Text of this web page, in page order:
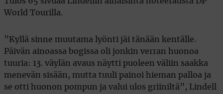
World Tourilla.
”Kyllä sinne muutama lyönti jäi tänään kentälle.
Päivän ainoassa bogissa oli jonkin verran huonoa
tuuria: 13. väylän avaus näytti puoleen väliin saakka
menevän sisään, mutta tuuli painoi hieman palloa ja
se otti huonon pompun ja valui ulos griiniltä”, Lindell